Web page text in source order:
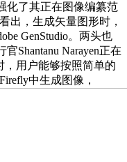
化了其正在图像编纂范
出，生成矢量图形时，
GenStudio。两头也
Shantanu Narayen正在
，用户能够按照简单的
中生成图像，